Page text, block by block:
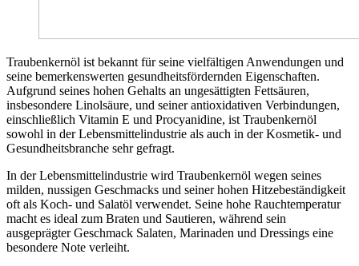
Traubenkernöl ist bekannt für seine vielfältigen Anwendungen und
seine bemerkenswerten gesundheitsfördernden Eigenschaften.
Aufgrund seines hohen Gehalts an ungesättigten Fettsäuren,
insbesondere Linolsäure, und seiner antioxidativen Verbindungen,
einschließlich Vitamin E und Procyanidine, ist Traubenkernöl
sowohl in der Lebensmittelindustrie als auch in der Kosmetik- und
Gesundheitsbranche sehr gefragt.
In der Lebensmittelindustrie wird Traubenkernöl wegen seines
milden, nussigen Geschmacks und seiner hohen Hitzebeständigkeit
oft als Koch- und Salatöl verwendet. Seine hohe Rauchtemperatur
macht es ideal zum Braten und Sautieren, während sein
ausgeprägter Geschmack Salaten, Marinaden und Dressings eine
besondere Note verleiht.